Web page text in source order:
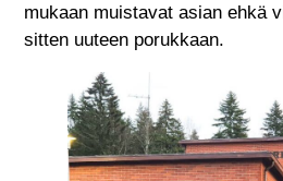
mukaan muistavat asian ehkä
sitten uuteen porukkaan.